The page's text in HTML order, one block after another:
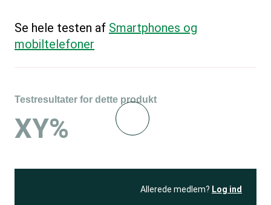
Se hele testen af Smartphones og
mobiltelefoner
Testresultater for dette produkt
XY%
Allerede medlem? Log ind